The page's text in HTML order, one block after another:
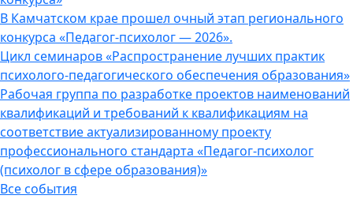
В Камчатском крае прошел очный этап регионального
конкурса «Педагог-психолог — 2026».
Цикл семинаров «Распространение лучших практик
психолого-педагогического обеспечения образования»
Рабочая группа по разработке проектов наименований
квалификаций и требований к квалификациям на
соответствие актуализированному проекту
профессионального стандарта «Педагог-психолог
(психолог в сфере образования)»
Все события